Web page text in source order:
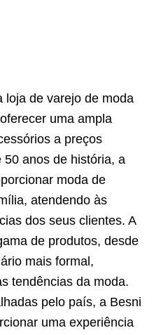
loja de varejo de moda
uma ampla
a preços
anos de história, a
moda de
atendendo às
dos seus clientes. A
de produtos, desde
mais formal,
tendências da moda.
pelo país, a Besni
uma experiência